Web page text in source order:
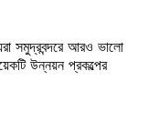
সমুদ্রবন্দরে আরও ভালো
উন্নয়ন প্রকল্পের